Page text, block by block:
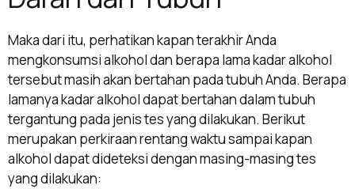
Maka dari itu, perhatikan kapan terakhir Anda
mengkonsumsi alkohol dan berapa lama kadar alkohol
tersebut masih akan bertahan pada tubuh Anda. Berapa
lamanya kadar alkohol dapat bertahan dalam tubuh
tergantung pada jenis tes yang dilakukan. Berikut
merupakan perkiraan rentang waktu sampai kapan
alkohol dapat dideteksi dengan masing-masing tes
yang dilakukan: